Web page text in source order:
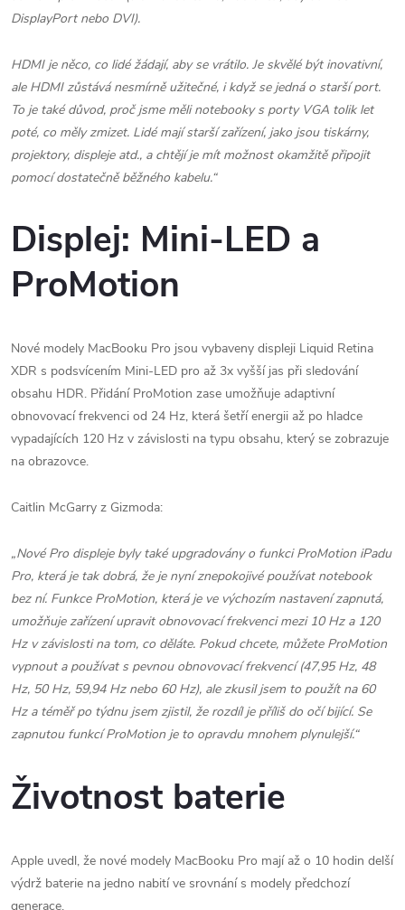
DisplayPort nebo DVI).
HDMI je něco, co lidé žádají, aby se vrátilo. Je skvělé být inovativní,
ale HDMI zůstává nesmírně užitečné, i když se jedná o starší port.
To je také důvod, proč jsme měli notebooky s porty VGA tolik let
poté, co měly zmizet. Lidé mají starší zařízení, jako jsou tiskárny,
projektory, displeje atd., a chtějí je mít možnost okamžitě připojit
pomocí dostatečně běžného kabelu.“
Displej: Mini-LED a
ProMotion
Nové modely MacBooku Pro jsou vybaveny displeji Liquid Retina
XDR s podsvícením Mini-LED pro až 3x vyšší jas při sledování
obsahu HDR. Přidání ProMotion zase umožňuje adaptivní
obnovovací frekvenci od 24 Hz, která šetří energii až po hladce
vypadajících 120 Hz v závislosti na typu obsahu, který se zobrazuje
na obrazovce.
Caitlin McGarry z Gizmoda:
„Nové Pro displeje byly také upgradovány o funkci ProMotion iPadu
Pro, která je tak dobrá, že je nyní znepokojivé používat notebook
bez ní. Funkce ProMotion, která je ve výchozím nastavení zapnutá,
umožňuje zařízení upravit obnovovací frekvenci mezi 10 Hz a 120
Hz v závislosti na tom, co děláte. Pokud chcete, můžete ProMotion
vypnout a používat s pevnou obnovovací frekvencí (47,95 Hz, 48
Hz, 50 Hz, 59,94 Hz nebo 60 Hz), ale zkusil jsem to použít na 60
Hz a téměř po týdnu jsem zjistil, že rozdíl je příliš do očí bijící. Se
zapnutou funkcí ProMotion je to opravdu mnohem plynulejší.“
Životnost baterie
Apple uvedl, že nové modely MacBooku Pro mají až o 10 hodin delší
výdrž baterie na jedno nabití ve srovnání s modely předchozí
generace.